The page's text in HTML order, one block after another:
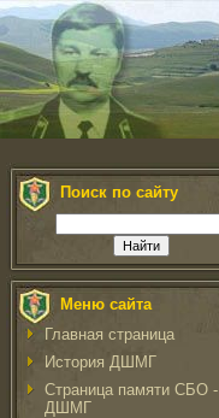
Поиск по сайту
Меню сайта
Главная страница
История ДШМГ
Страница памяти СБО -
ДШМГ